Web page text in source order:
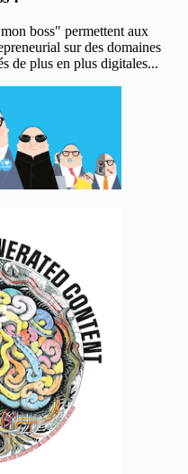
boss" permettent aux
sur des domaines
de plus en plus digitales...